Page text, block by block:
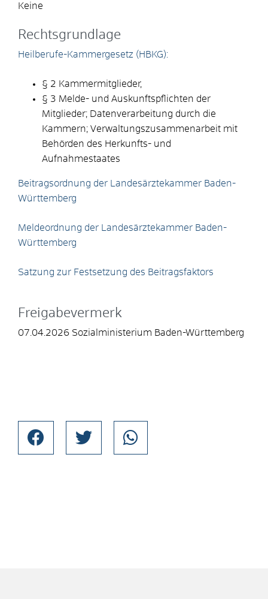
Keine
Rechtsgrundlage
Heilberufe-Kammergesetz (HBKG):
§ 2 Kammermitglieder,
§ 3 Melde- und Auskunftspflichten der
Mitglieder; Datenverarbeitung durch die
Kammern; Verwaltungszusammenarbeit mit
Behörden des Herkunfts- und
Aufnahmestaates
Beitragsordnung der Landesärztekammer Baden-
Württemberg
Meldeordnung der Landesärztekammer Baden-
Württemberg
Satzung zur Festsetzung des Beitragsfaktors
Freigabevermerk
07.04.2026 Sozialministerium Baden-Württemberg